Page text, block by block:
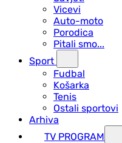
Vicevi
Auto-moto
Porodica
Pitali smo...
Sport
Fudbal
Košarka
Tenis
Ostali sportovi
Arhiva
TV PROGRAM